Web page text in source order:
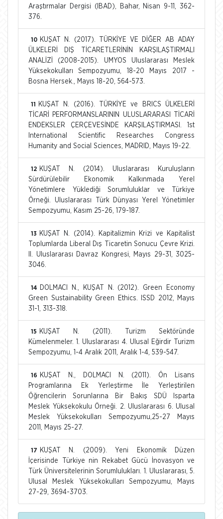
Araştırmalar Dergisi (IBAD), Bahar, Nisan 9-11, 362-
376.
10 KUŞAT N. (2017). TÜRKİYE VE DİĞER AB ADAY
ÜLKELERİ DIŞ TİCARETLERİNİN KARŞILAŞTIRMALI
ANALİZİ (2008-2015). UMYOS Uluslararası Meslek
Yüksekokulları Sempozyumu, 18-20 Mayıs 2017 -
Bosna Hersek., Mayıs 18-20, 564-573.
11
KUŞAT N. (2016). TÜRKİYE ve BRICS ÜLKELERİ
TİCARİ PERFORMANSLARININ ULUSLARARASI TİCARİ
ENDEKSLER ÇERÇEVESİNDE KARŞILAŞTIRMASI. 1st
International Scientific Researches Congress
Humanity and Social Sciences, MADRID, Mayıs 19-22.
12 KUŞAT N. (2014). Uluslararası Kuruluşların
Sürdürülebilir Ekonomik Kalkınmada Yerel
Yönetimlere Yüklediği Sorumluluklar ve Türkiye
Örneği. Uluslararası Türk Dünyası Yerel Yönetimler
Sempozyumu, Kasım 25-26, 179-187.
13
KUŞAT N. (2014). Kapitalizmin Krizi ve Kapitalist
Toplumlarda Liberal Dış Ticaretin Sonucu Çevre Krizi.
II. Uluslararası Davraz Kongresi, Mayıs 29-31, 3025-
3046.
14
DOLMACI N., KUŞAT N. (2012). Green Economy
Green Sustainability Green Ethics. ISSD 2012, Mayıs
31-1, 313-318.
15
KUŞAT N. (2011). Turizm Sektöründe
Kümelenmeler. 1. Uluslararası 4. Ulusal Eğirdir Turizm
Sempozyumu, 1-4 Aralık 2011, Aralık 1-4, 539-547.
16
KUŞAT N., DOLMACI N. (2011). Ön Lisans
Programlarına Ek Yerleştirme İle Yerleştirilen
Öğrencilerin Sorunlarına Bir Bakış SDÜ Isparta
Meslek Yüksekokulu Örneği. 2. Uluslararası 6. Ulusal
Meslek Yüksekokulları Sempozyumu,25-27 Mayıs
2011, Mayıs 25-27.
17
KUŞAT N. (2009). Yeni Ekonomik Düzen
İçerisinde Türkiye nin Rekabet Gücü İnovasyon ve
Türk Üniversitelerinin Sorumlulukları. 1. Uluslararası, 5.
Ulusal Meslek Yüksekokulları Sempozyumu, Mayıs
27-29, 3694-3703.